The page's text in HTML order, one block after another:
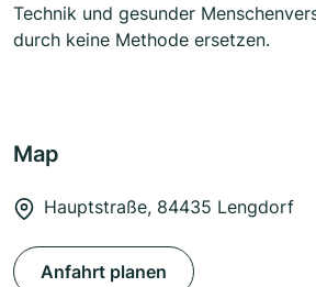
Technik und gesunder
durch keine Methode ersetzen.
Map
Hauptstraße, 84435 Lengdorf
Anfahrt planen